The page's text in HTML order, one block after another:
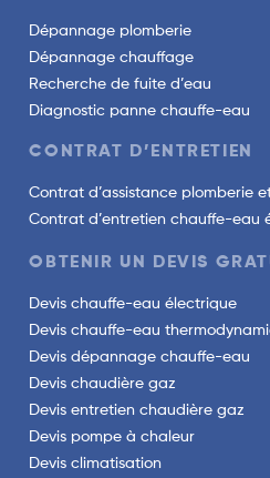
Dépannage plomberie
Dépannage chauffage
Recherche de fuite d’eau
Diagnostic panne chauffe-eau
CONTRAT D’ENTRETIEN
Contrat d’assistance plomberie
Contrat d’entretien chauffe-eau
OBTENIR UN DEVIS
Devis chauffe-eau électrique
Devis chauffe-eau
Devis dépannage chauffe-eau
Devis chaudière gaz
Devis entretien chaudière gaz
Devis pompe à chaleur
Devis climatisation